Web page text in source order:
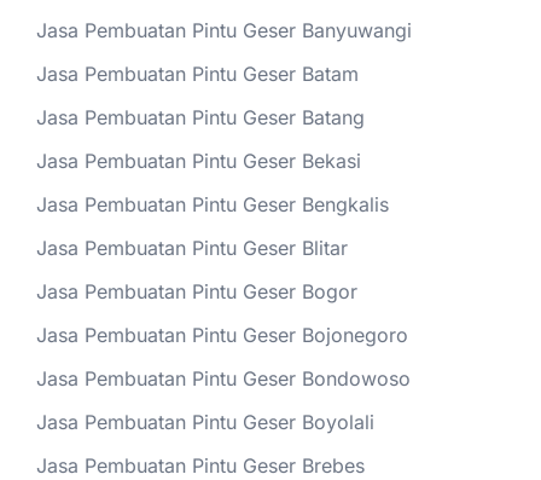
Jasa Pembuatan Pintu Geser Banyuwangi
Jasa Pembuatan Pintu Geser Batam
Jasa Pembuatan Pintu Geser Batang
Jasa Pembuatan Pintu Geser Bekasi
Jasa Pembuatan Pintu Geser Bengkalis
Jasa Pembuatan Pintu Geser Blitar
Jasa Pembuatan Pintu Geser Bogor
Jasa Pembuatan Pintu Geser Bojonegoro
Jasa Pembuatan Pintu Geser Bondowoso
Jasa Pembuatan Pintu Geser Boyolali
Jasa Pembuatan Pintu Geser Brebes